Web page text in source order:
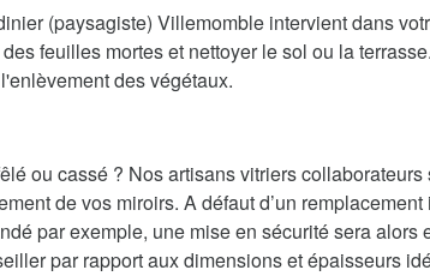
(paysagiste) Villemomble intervient dans
feuilles mortes et nettoyer le sol ou la
des végétaux.
ou cassé ? Nos artisans vitriers
de vos miroirs. A défaut d’un
par exemple, une mise en sécurité sera alors
par rapport aux dimensions et épaisseurs